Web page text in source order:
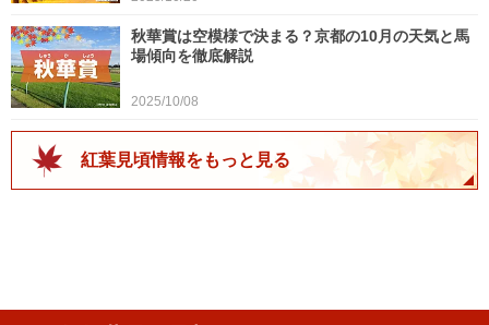
秋華賞は空模様で決まる？京都の10月の天気と馬
場傾向を徹底解説
2025/10/08
紅葉見頃情報をもっと見る